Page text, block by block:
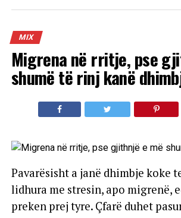
MIX
Migrena në rritje, pse
shumë të rinj kanë
Pavarësisht a janë dhimbje koke
lidhura me stresin, apo migrenë,
preken prej tyre. Çfarë duhet